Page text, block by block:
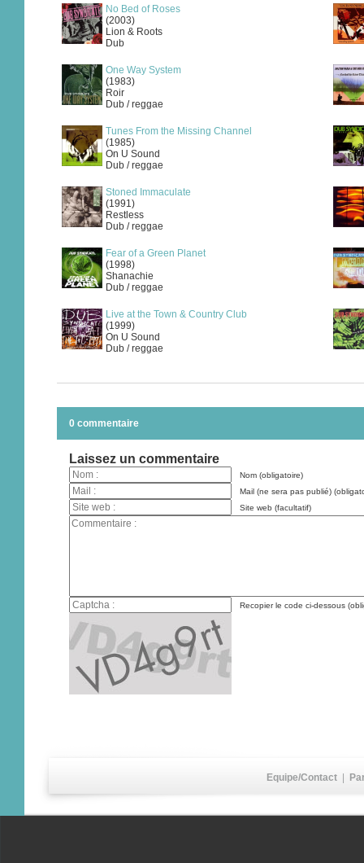
No Bed of Roses
(2003)
Lion & Roots
Dub
One Way System
(1983)
Roir
Dub / reggae
Tunes From the Missing Channel
(1985)
On U Sound
Dub / reggae
Stoned Immaculate
(1991)
Restless
Dub / reggae
Fear of a Green Planet
(1998)
Shanachie
Dub / reggae
Live at the Town & Country Club
(1999)
On U Sound
Dub / reggae
0 commentaire
Laissez un commentaire
Nom (obligatoire)
Mail (ne sera pas publié)
Site web (facultatif)
Recopier le code ci-dessous
Equipe/Contact